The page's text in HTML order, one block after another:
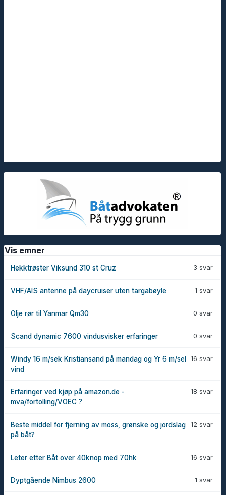
Vis emner
3 svar
Hekktrøster Viksund 310 st Cruz
1 svar
VHF/AIS antenne på daycruiser uten targabøyle
0 svar
Olje rør til Yanmar Qm30
0 svar
Scand dynamic 7600 vindusvisker erfaringer
16 svar
Windy 16 m/sek Kristiansand på mandag og Yr 6 m/sel
vind
18 svar
Erfaringer ved kjøp på amazon.de -
mva/fortolling/VOEC ?
12 svar
Beste middel for fjerning av moss, grønske og jordslag
på båt?
16 svar
Leter etter Båt over 40knop med 70hk
1 svar
Dyptgående Nimbus 2600